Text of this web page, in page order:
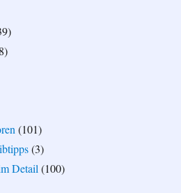
(101)
(3)
Detail (100)